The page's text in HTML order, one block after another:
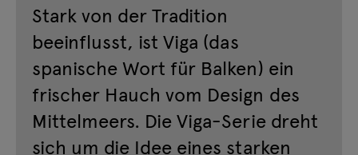
Stark von der Tradition
beeinflusst, ist Viga (das
spanische Wort für Balken) ein
frischer Hauch vom Design des
Mittelmeers. Die Viga-Serie dreht
sich um die Idee eines starken